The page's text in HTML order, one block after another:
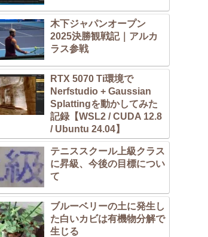
木下ジャパンオープン
2025決勝観戦記｜アルカ
ラス参戦
RTX 5070 Ti環境で
Nerfstudio + Gaussian
Splattingを動かしてみた
記録【WSL2 / CUDA 12.8
/ Ubuntu 24.04】
テニススクール上級クラス
に昇級、今後の目標につい
て
ブルーベリーの土に発生し
た白いカビは有機物分解で
生じる